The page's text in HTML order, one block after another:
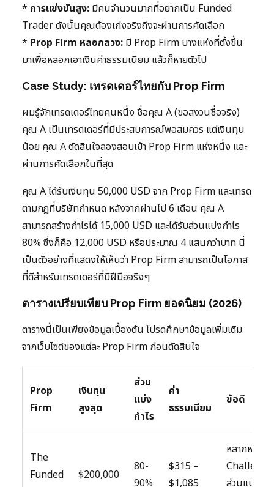
* การแข่งขันสูง: มีคนจำนวนมากที่อยากเป็น Funded
Trader ดังนั้นคุณต้องเก่งจริงถึงจะผ่านการคัดเลือก
* Prop Firm หลอกลวง: มี Prop Firm บางแห่งที่ตั้งขึ้น
มาเพื่อหลอกเอาเงินค่าธรรมเนียม แล้วก็หายตัวไป
Case Study: เทรดเดอร์ไทยกับ Prop Firm
ผมรู้จักเทรดเดอร์ไทยคนหนึ่ง ชื่อคุณ A (ขอสงวนชื่อจริง)
คุณ A เป็นเทรดเดอร์ที่มีประสบการณ์พอสมควร แต่เงินทุน
น้อย คุณ A ตัดสินใจลองสอบเข้า Prop Firm แห่งหนึ่ง และ
ผ่านการคัดเลือกในที่สุด
คุณ A ได้รับเงินทุน 50,000 USD จาก Prop Firm และเทรด
ตามกฎที่บริษัทกำหนด หลังจากผ่านไป 6 เดือน คุณ A
สามารถสร้างกำไรได้ 15,000 USD และได้รับส่วนแบ่งกำไร
80% ซึ่งก็คือ 12,000 USD หรือประมาณ 4 แสนกว่าบาท นี่
เป็นตัวอย่างที่แสดงให้เห็นว่า Prop Firm สามารถเป็นโอกาส
ที่ดีสำหรับเทรดเดอร์ที่มีฝีมือจริงๆ
ตารางเปรียบเทียบ Prop Firm ยอดนิยม (2026)
ตารางนี้เป็นเพียงข้อมูลเบื้องต้น โปรดศึกษาข้อมูลเพิ่มเติม
จากเว็บไซต์ของแต่ละ Prop Firm ก่อนตัดสินใจ
Prop
Firm
เงินทุน
สูงสุด
ส่วน
แบ่ง
กำไร
ค่า
ธรรมเนียม
ข้อดี
The
Funded
$200,000
80-
90%
$315 –
$1,085
หลากหลาย
ส่วนแบ่ง